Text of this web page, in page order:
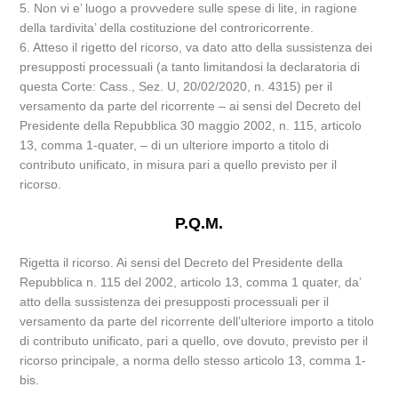
5. Non vi e’ luogo a provvedere sulle spese di lite, in ragione
della tardivita’ della costituzione del controricorrente.
6. Atteso il rigetto del ricorso, va dato atto della sussistenza dei
presupposti processuali (a tanto limitandosi la declaratoria di
questa Corte: Cass., Sez. U, 20/02/2020, n. 4315) per il
versamento da parte del ricorrente – ai sensi del Decreto del
Presidente della Repubblica 30 maggio 2002, n. 115, articolo
13, comma 1-quater, – di un ulteriore importo a titolo di
contributo unificato, in misura pari a quello previsto per il
ricorso.
P.Q.M.
Rigetta il ricorso. Ai sensi del Decreto del Presidente della
Repubblica n. 115 del 2002, articolo 13, comma 1 quater, da’
atto della sussistenza dei presupposti processuali per il
versamento da parte del ricorrente dell’ulteriore importo a titolo
di contributo unificato, pari a quello, ove dovuto, previsto per il
ricorso principale, a norma dello stesso articolo 13, comma 1-
bis.